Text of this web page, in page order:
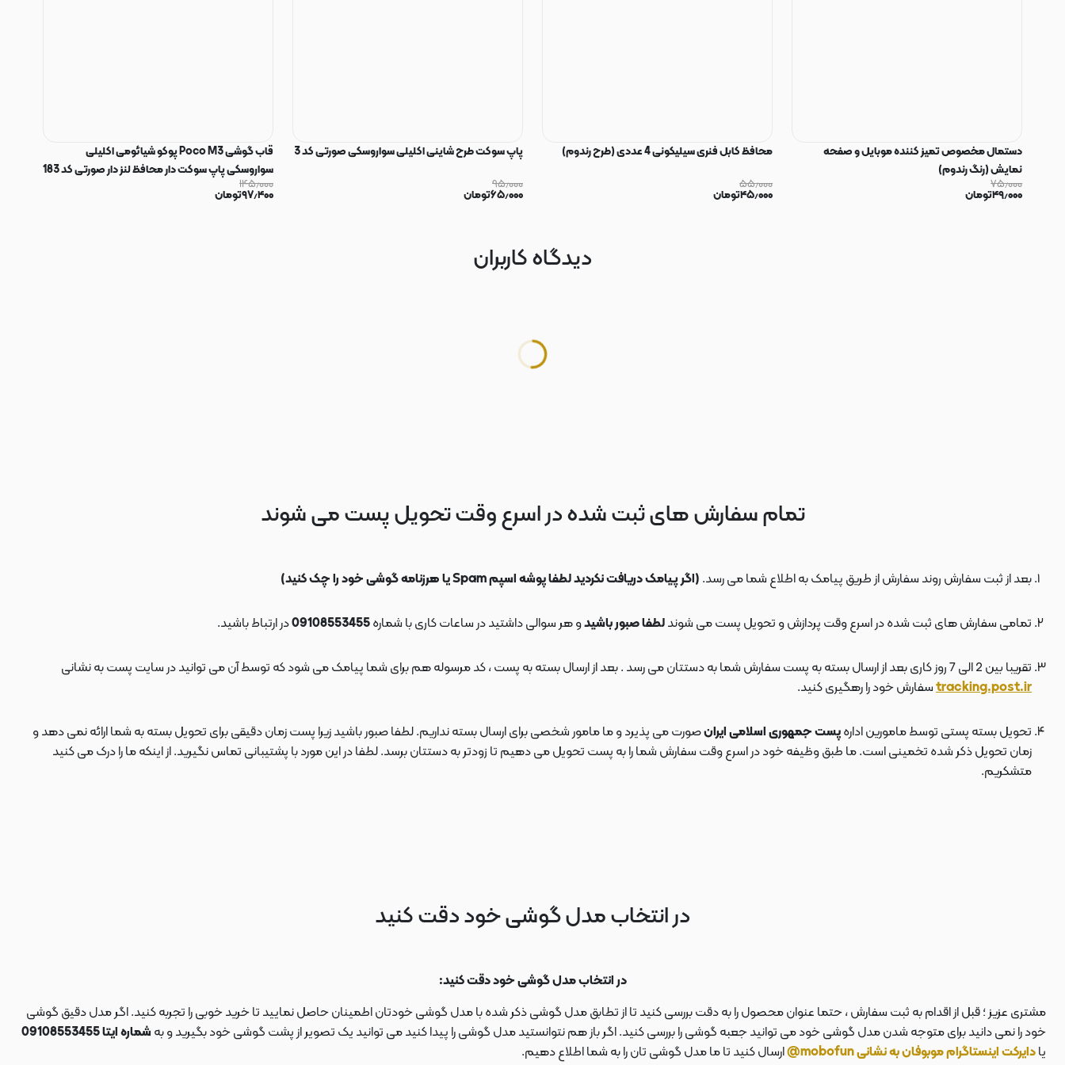
دستمال مخصوص تمیز کننده موبایل و صفحه
نمایش (رنگ رندوم)
۷۵٫۰۰۰
۴۹٫۰۰۰تومان
محافظ کابل فنری سیلیکونی 4 عددی (طرح رندوم)
۵۵٫۰۰۰
۴۵٫۰۰۰تومان
پاپ سوکت طرح شاینی اکلیلی سواروسکی صورتی کد 3
۹۵٫۰۰۰
۶۵٫۰۰۰تومان
قاب گوشی Poco M3 پوکو شیائومی اکلیلی
سواروسکی پاپ سوکت دار محافظ لنز دار صورتی کد 183
۱۴۵٫۰۰۰
۹۷٫۴۰۰تومان
دیدگاه کاربران
تمام سفارش های ثبت شده در اسرع وقت تحویل پست می شوند
بعد از ثبت سفارش روند سفارش از طریق پیامک به اطلاع شما می رسد. (اگر پیامک دریافت نکردید لطفا پوشه اسپم Spam یا هرزنامه گوشی خود را چک کنید)
تمامی سفارش های ثبت شده در اسرع وقت پردازش و تحویل پست می شوندلطفا صبور باشیدو هر سوالی داشتید در ساعات کاری با شماره در ارتباط باشید.
تقریبا بین 2 الی 7 روز کاری بعد از ارسال بسته به پست سفارش شما به دستتان می رسد . بعد از ارسال بسته به پست ، کد مرسوله هم برای شما پیامک می شود که توسط آن می توانید در سایت پست به نشانی
tracking.post.irسفارش خود را رهگیری کنید.
تحویل بسته پستی توسط مامورین ادارهپست جمهوری اسلامی ایرانصورت می پذیرد و ما مامور شخصی برای ارسال بسته نداریم. لطفا صبور باشید زیرا پست زمان دقیقی برای تحویل بسته به شما ارائه نمی دهد و
زمان تحویل ذکر شده تخمینی است. ما طبق وظیفه خود در اسرع وقت سفارش شما را به پست تحویل می دهیم تا زودتر به دستتان برسد. لطفا در این مورد با پشتیبانی تماس نگیرید. از اینکه ما را درک می کنید
متشکریم.
در انتخاب مدل گوشی خود دقت کنید
در انتخاب مدل گوشی خود دقت کنید:
مشتری عزیز ؛ قبل از اقدام به ثبت سفارش ، حتما عنوان محصول را به دقت بررسی کنید تا از تطابق مدل گوشی ذکر شده با مدل گوشی خودتان اطمینان حاصل نمایید تا خرید خوبی را تجربه کنید. اگر مدل دقیق گوشی
خود را نمی دانید برای متوجه شدن مدل گوشی خود می توانید جعبه گوشی را بررسی کنید. اگر باز هم نتوانستید مدل گوشی را پیدا کنید می توانید یک تصویر از پشت گوشی خود بگیرید و به شماره ایتا 09108553455
یادایرکت اینستاگرام موبوفان به نشانی mobofun@ ارسال کنید تا ما مدل گوشی تان را به شما اطلاع دهیم.